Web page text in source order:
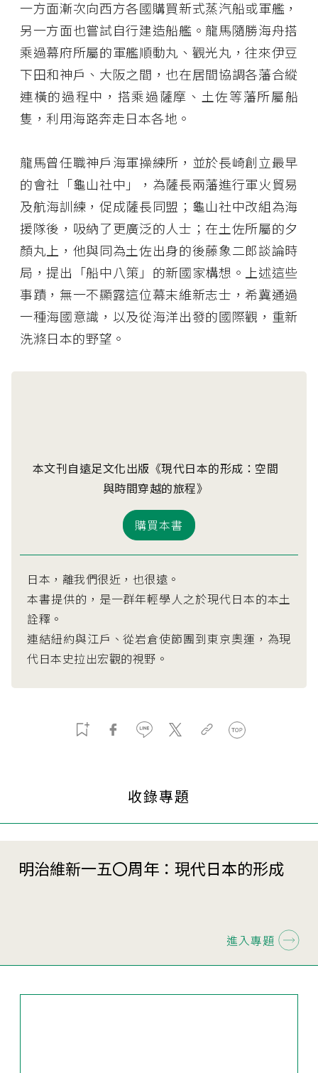
一方面漸次向西方各國購買新式蒸汽船或軍艦，
另一方面也嘗試自行建造船艦。龍馬隨勝海舟搭
乘過幕府所屬的軍艦順動丸、觀光丸，往來伊豆
下田和神戶、大阪之間，也在居間協調各藩合縱
連橫的過程中，搭乘過薩摩、土佐等藩所屬船
隻，利用海路奔走日本各地。
龍馬曾任職神戶海軍操練所，並於長崎創立最早
的會社「龜山社中」，為薩長兩藩進行軍火貿易
及航海訓練，促成薩長同盟；龜山社中改組為海
援隊後，吸納了更廣泛的人士；在土佐所屬的夕
顏丸上，他與同為土佐出身的後藤象二郎談論時
局，提出「船中八策」的新國家構想。上述這些
事蹟，無一不顯露這位幕末維新志士，希冀通過
一種海國意識，以及從海洋出發的國際觀，重新
洗滌日本的野望。
本文刊自遠足文化出版《現代日本的形成：空間
與時間穿越的旅程》
購買本書
日本，離我們很近，也很遠。
本書提供的，是一群年輕學人之於現代日本的本土
詮釋。
連結紐約與江戶、從岩倉使節團到東京奧運，為現
代日本史拉出宏觀的視野。
收錄專題
明治維新一五〇周年：現代日本的形成
進入專題